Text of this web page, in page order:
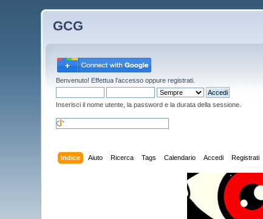
GCG
Benvenuto! Effettua l'accesso oppureregistrati
Inserisci il nome utente, la password e la durata della sessione.
Indice Aiuto Ricerca Tags Calendario Accedi Registrati